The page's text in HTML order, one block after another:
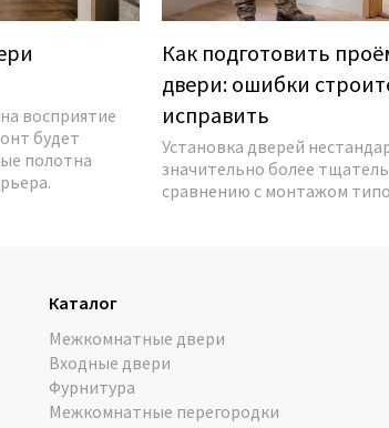
восприятие
будет
полотна
Как подготовить
двери: ошибки
исправить
Установка дверей
значительно более
сравнению с монтажом
Каталог
Межкомнатные двери
Входные двери
Фурнитура
Межкомнатные перегородки